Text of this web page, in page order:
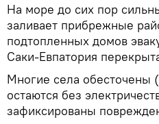
На море до сих пор
заливает прибрежные
подтопленных домов
Саки-Евпатория
Многие села обесточены
остаются без
зафиксированы